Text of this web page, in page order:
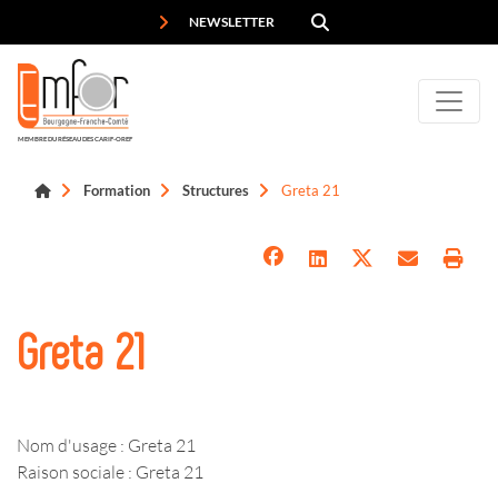
NEWSLETTER
MEMBRE DU RÉSEAU DES CARIF-OREF
Formation Structures Greta 21
Greta 21
Nom d'usage : Greta 21
Raison sociale : Greta 21
Panneau de gestion des cookies